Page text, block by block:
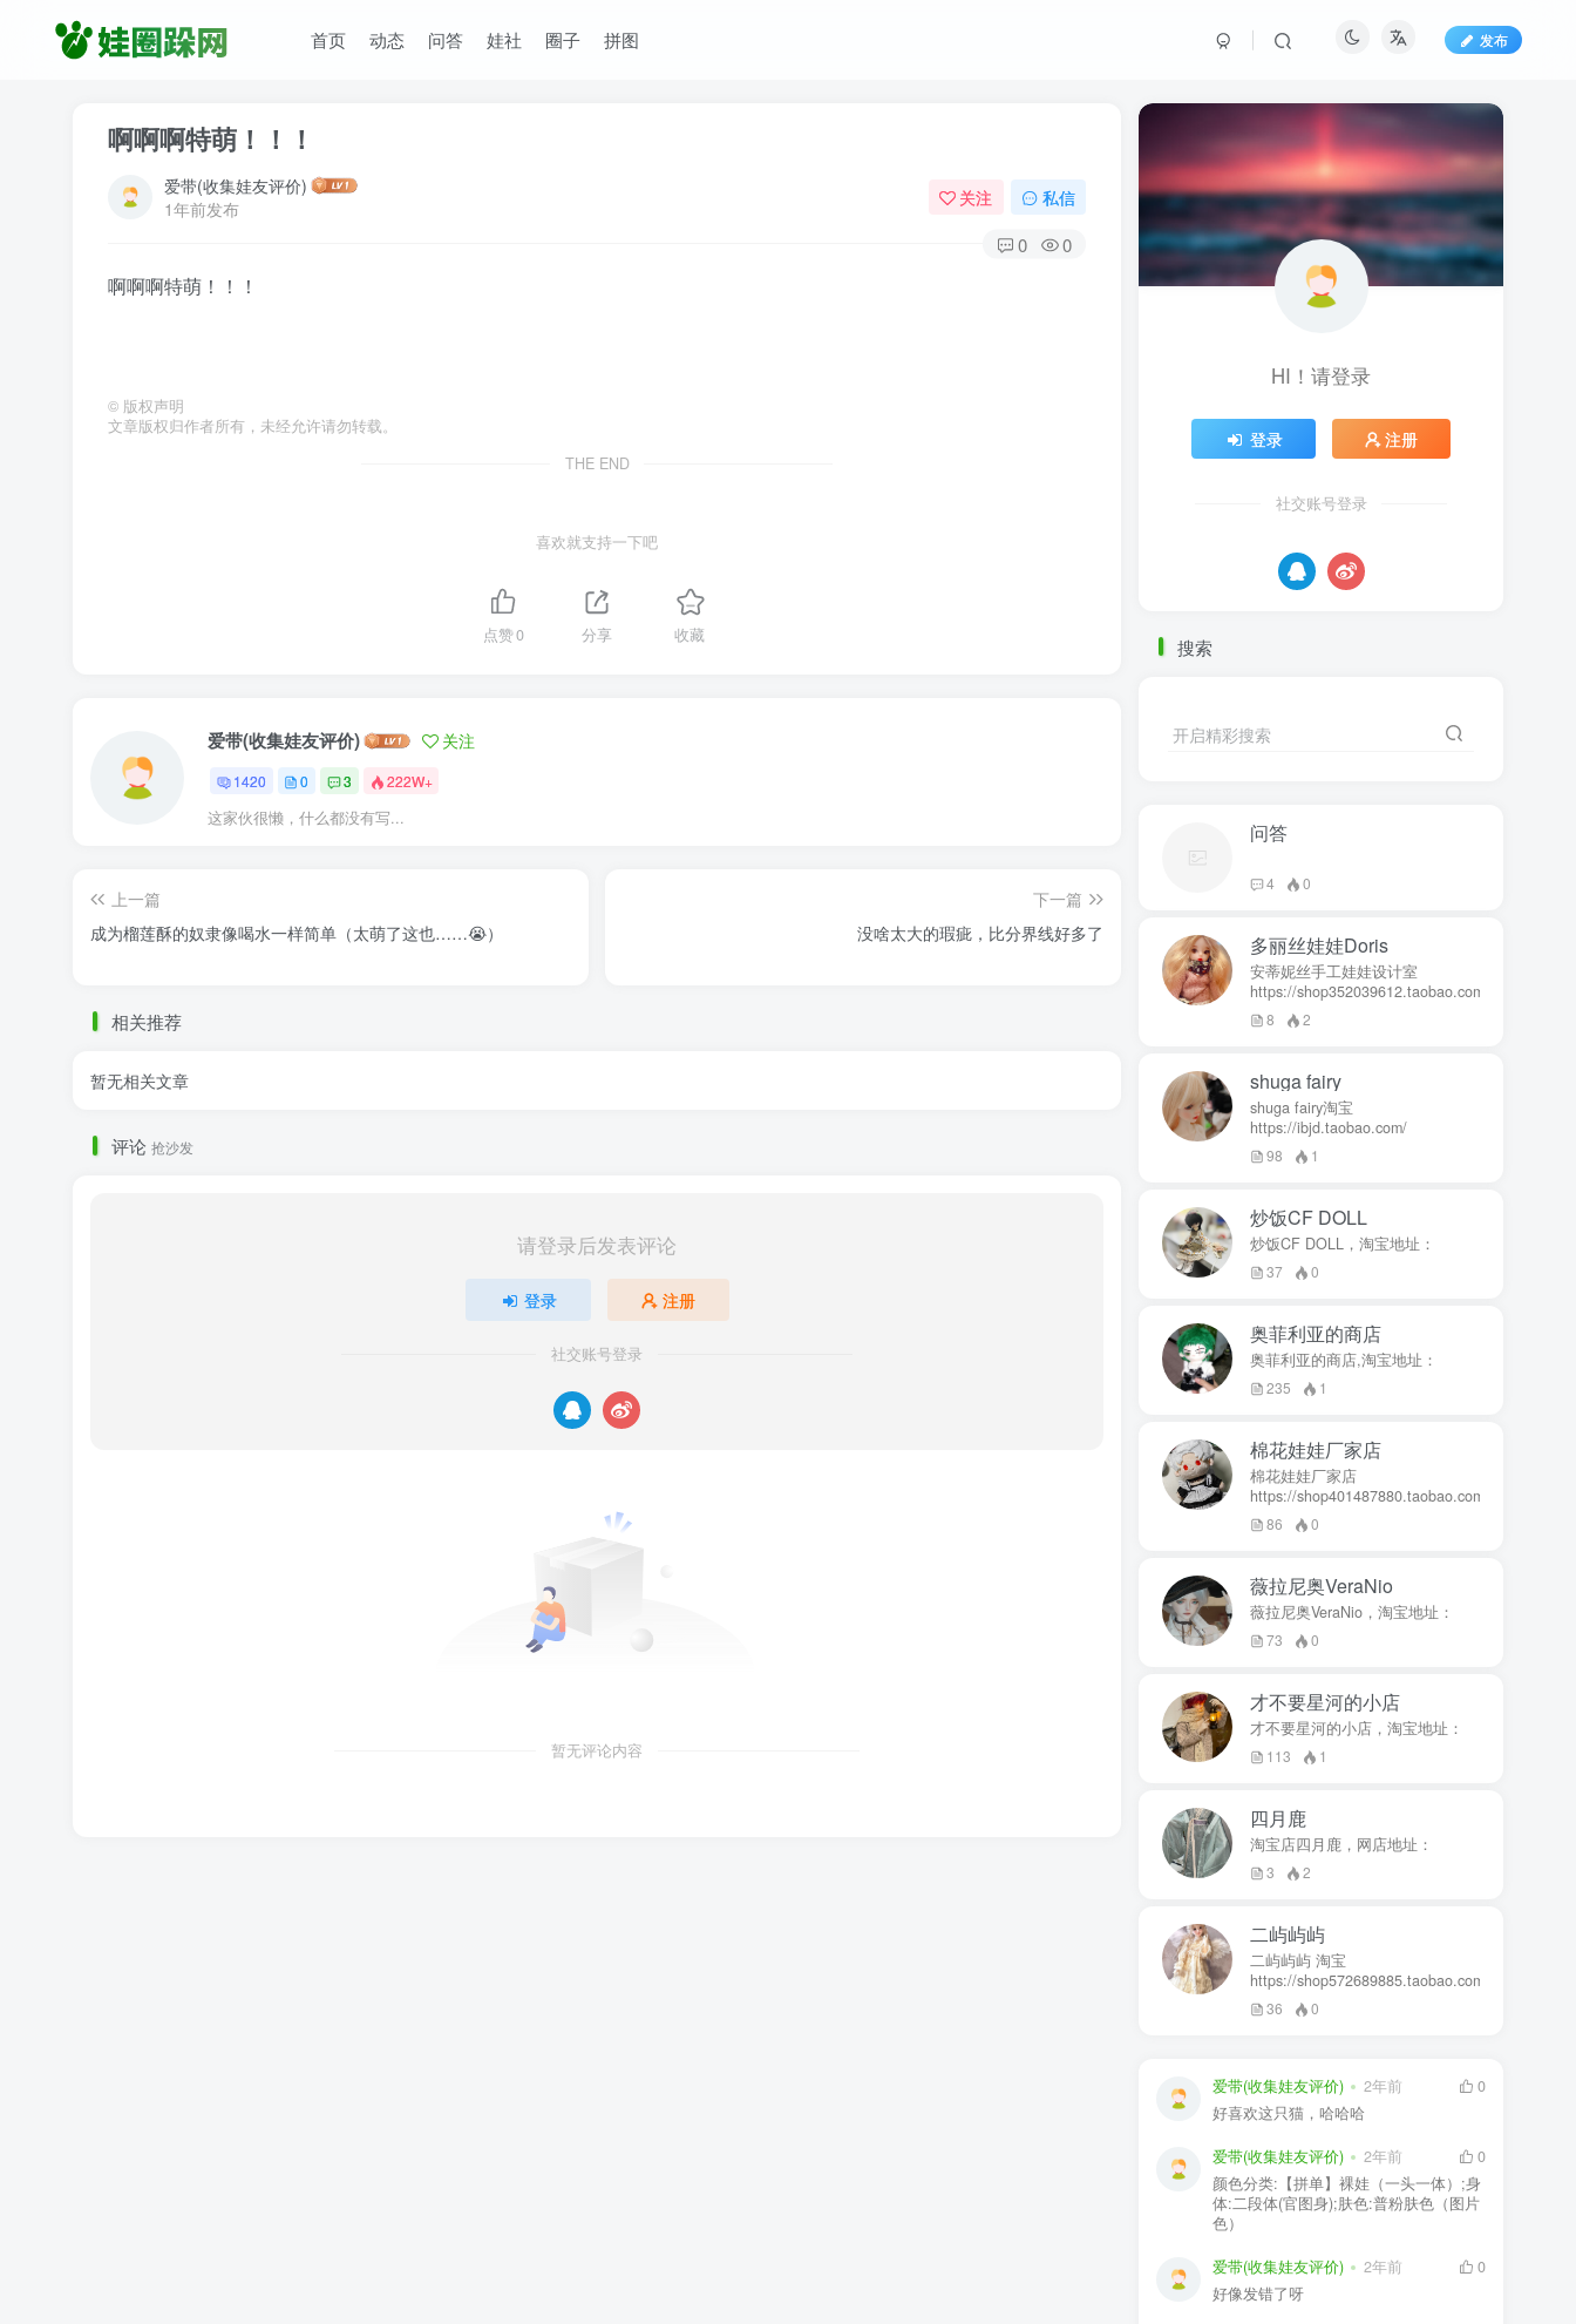
首页 动态 问答 娃社 圈子 拼图 发布
啊啊啊特萌！！！
爱带(收集娃友评价)
1年前发布
关注 私信
0 0
啊啊啊特萌！！！
© 版权声明
文章版权归作者所有，未经允许请勿转载。
THE END
喜欢就支持一下吧
点赞0 分享 收藏
爱带(收集娃友评价) 关注
1420 0 3 222W+
这家伙很懒，什么都没有写...
上一篇
成为榴莲酥的奴隶像喝水一样简单（太萌了这也……😭）
下一篇
没啥太大的瑕疵，比分界线好多了
相关推荐
暂无相关文章
评论 抢沙发
请登录后发表评论
登录 注册
社交账号登录
暂无评论内容
HI！请登录
登录 注册
社交账号登录
搜索
开启精彩搜索
问答
4 0
多丽丝娃娃Doris
安蒂妮丝手工娃娃设计室
https://shop352039612.taobao.com
8 2
shuga fairy
shuga fairy淘宝
https://ibjd.taobao.com/
98 1
炒饭CF DOLL
炒饭CF DOLL，淘宝地址：
37 0
奥菲利亚的商店
奥菲利亚的商店,淘宝地址：
235 1
棉花娃娃厂家店
棉花娃娃厂家店
https://shop401487880.taobao.com/
86 0
薇拉尼奥VeraNio
薇拉尼奥VeraNio，淘宝地址：
73 0
才不要星河的小店
才不要星河的小店，淘宝地址：
113 1
四月鹿
淘宝店四月鹿，网店地址：
3 2
二屿屿屿
二屿屿屿 淘宝
https://shop572689885.taobao.com
36 0
爱带(收集娃友评价) 2年前
0
好喜欢这只猫，哈哈哈
爱带(收集娃友评价) 2年前
0
颜色分类:【拼单】裸娃（一头一体）;身
体:二段体(官图身);肤色:普粉肤色（图片
色）
爱带(收集娃友评价) 2年前
0
好像发错了呀